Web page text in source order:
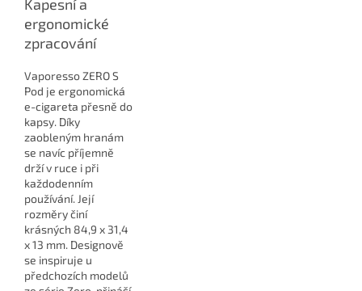
Kapesní a
ergonomické
zpracování
Vaporesso ZERO S
Pod je ergonomická
e-cigareta přesně do
kapsy. Díky
zaobleným hranám
se navíc příjemně
drží v ruce i při
každodenním
používání. Její
rozměry činí
krásných 84,9 x 31,4
x 13 mm. Designově
se inspiruje u
předchozích modelů